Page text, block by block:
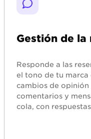
Gestión de
Responde a las
el tono de tu marca
cambios de opinión
comentarios y
cola, con